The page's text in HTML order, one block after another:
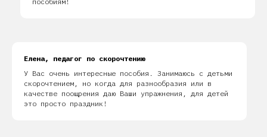
Елена, педагог по скорочтению
У Вас очень интересные пособия. Занимаюсь с детьми
скорочтением, но когда для разнообразия или в
качестве поощрения даю Ваши упражнения, для детей
это просто праздник!